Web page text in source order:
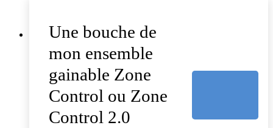
Une bouche de
mon ensemble
gainable Zone
Control ou Zone
Control 2.0